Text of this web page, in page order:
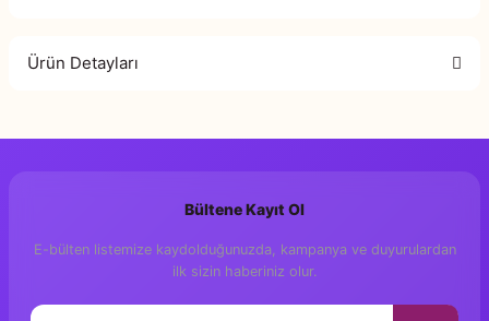
Ürün Detayları
Zarife Üspolat Yazıcı
Editör Y. Canberk Tan
Grafik Tasarım
Bültene Kayıt Ol
E-bülten listemize kaydolduğunuzda, kampanya ve duyurulardan
ilk sizin haberiniz olur.